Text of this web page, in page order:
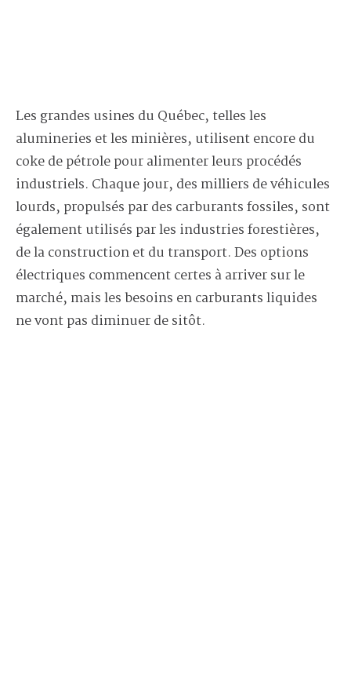
Les grandes usines du Québec, telles les
alumineries et les minières, utilisent encore du
coke de pétrole pour alimenter leurs procédés
industriels. Chaque jour, des milliers de véhicules
lourds, propulsés par des carburants fossiles, sont
également utilisés par les industries forestières,
de la construction et du transport. Des options
électriques commencent certes à arriver sur le
marché, mais les besoins en carburants liquides
ne vont pas diminuer de sitôt.